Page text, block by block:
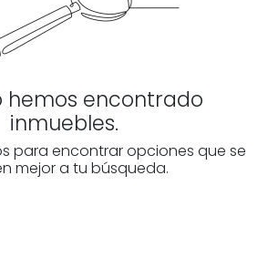
hemos encontrado
inmuebles.
para encontrar opciones que se
mejor a tu búsqueda.